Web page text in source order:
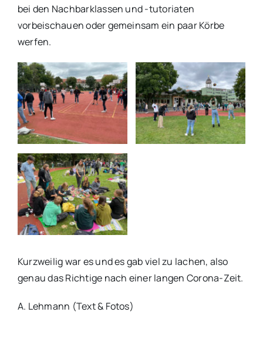
bei den Nachbarklassen und -tutoriaten
vorbeischauen oder gemeinsam ein paar Körbe
werfen.
Kurzweilig war es und es gab viel zu lachen, also
genau das Richtige nach einer langen Corona-Zeit.
A. Lehmann (Text & Fotos)